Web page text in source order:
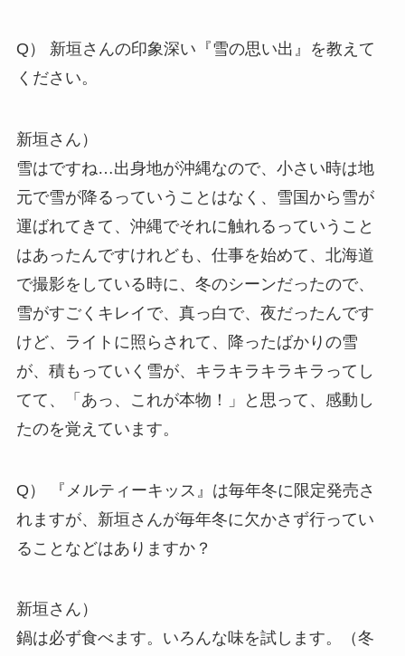
Q） 新垣さんの印象深い『雪の思い出』を教えて
ください。
新垣さん）
雪はですね…出身地が沖縄なので、小さい時は地
元で雪が降るっていうことはなく、雪国から雪が
運ばれてきて、沖縄でそれに触れるっていうこと
はあったんですけれども、仕事を始めて、北海道
で撮影をしている時に、冬のシーンだったので、
雪がすごくキレイで、真っ白で、夜だったんです
けど、ライトに照らされて、降ったばかりの雪
が、積もっていく雪が、キラキラキラキラってし
てて、「あっ、これが本物！」と思って、感動し
たのを覚えています。
Q） 『メルティーキッス』は毎年冬に限定発売さ
れますが、新垣さんが毎年冬に欠かさず行ってい
ることなどはありますか？
新垣さん）
鍋は必ず食べます。いろんな味を試します。（冬